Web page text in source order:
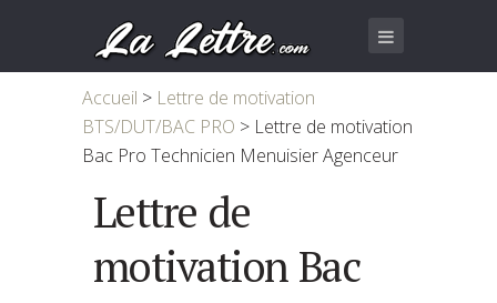
Accueil > Lettre de motivation
BTS/DUT/BAC PRO > Lettre de motivation
Bac Pro Technicien Menuisier Agenceur
Lettre de
motivation Bac